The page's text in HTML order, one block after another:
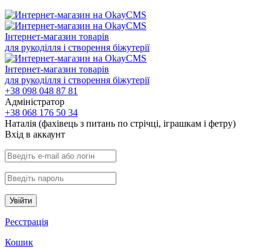
Інтернет-магазин товарів
для рукоділля і створення біжутерії
Інтернет-магазин товарів
для рукоділля і створення біжутерії
+38 098 048 87 81
Адміністратор
+38 068 176 50 34
Наталія (фахівець з питань по стрічці, іграшкам і фетру)
Вхiд в аккаунт
Увійти
Реєстрація
Кошик